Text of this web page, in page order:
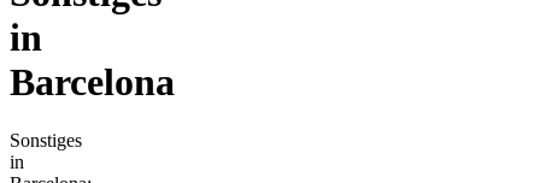
in
Barcelona
Sonstiges
in